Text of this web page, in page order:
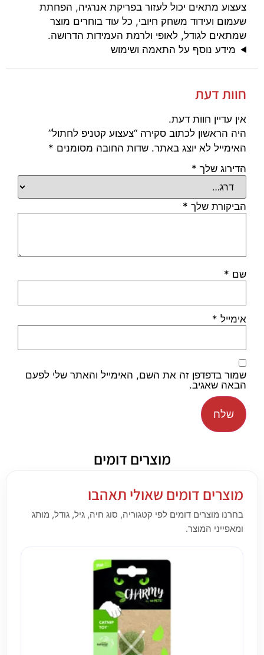
צעצוע מתאים יכול לעזור בפריקת אנרגיה, הפחתת
שעמום ועידוד משחק חיובי, כל עוד בוחרים מוצר
שמתאים לגודל, לאופי ולרמת העמידות הדרושה.
מידע נוסף על התאמה ושימוש
חוות דעת
אין עדיין חוות דעת.
היה הראשון לכתוב סקירה “צעצוע קטניפ לחתול”
האימייל לא יוצג באתר. שדות החובה מסומנים *
הדירוג שלך *
הביקורת שלך *
שם *
אימייל *
שמור בדפדפן זה את השם, האימייל והאתר שלי לפעם
הבאה שאגיב.
מוצרים דומים
מוצרים דומים שאולי תאהבו
בחרנו מוצרים דומים לפי קטגוריה, סוג חיה, גיל, גודל, מותג
ומאפייני המוצר.